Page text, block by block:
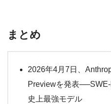
まとめ
2026年4月7日、
Previewを発表
史上最強モデル